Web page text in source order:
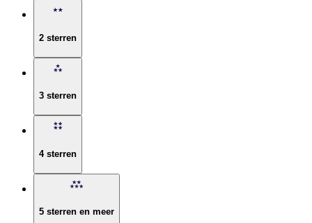
2 sterren
3 sterren
4 sterren
5 sterren en meer